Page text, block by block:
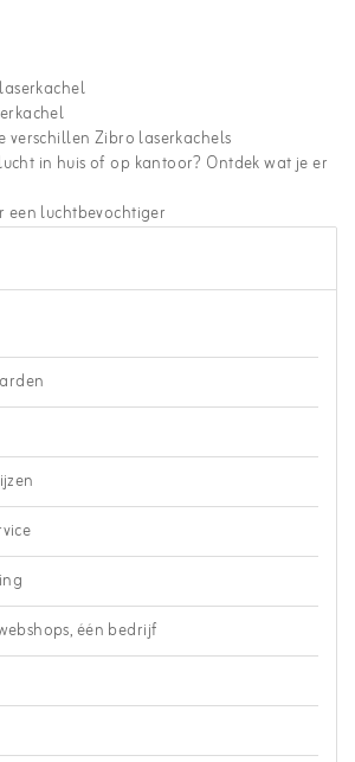
verschillen Zibro laserkachels
in huis of op kantoor? Ontdek wat je er
luchtbevochtiger
één bedrijf